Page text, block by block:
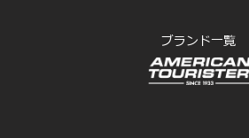
ブランド一覧